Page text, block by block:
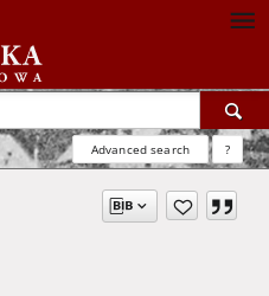
Advanced search ?